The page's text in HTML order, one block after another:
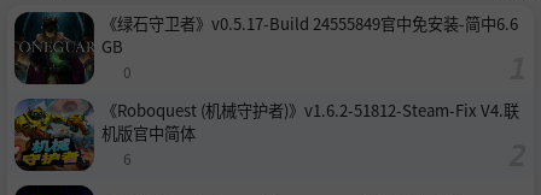
《绿石守卫者》v0.5.17-Build 24555849官中免安装-简中6.6
GB
0
《Roboquest (机械守护者)》v1.6.2-51812-Steam-Fix V4.联
机版官中简体
6